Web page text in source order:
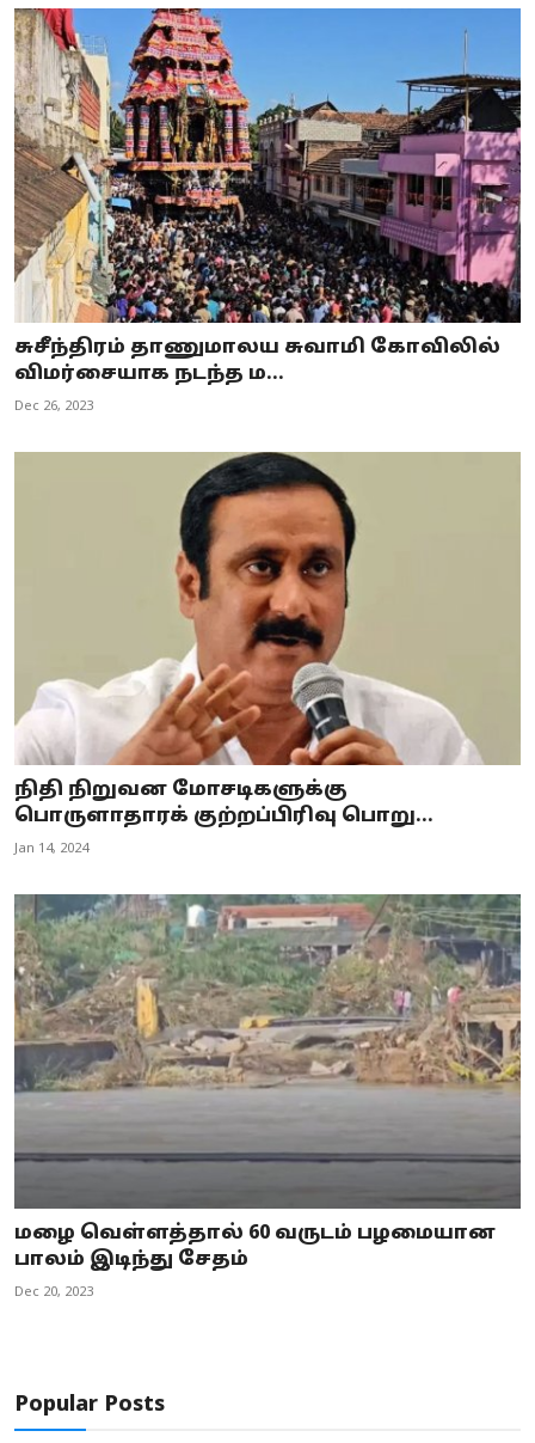
சுசீந்திரம் தாணுமாலய சுவாமி கோவிலில்
விமர்சையாக நடந்த ம...
Dec 26, 2023
நிதி நிறுவன மோசடிகளுக்கு
பொருளாதாரக் குற்றப்பிரிவு பொறு...
Jan 14, 2024
மழை வெள்ளத்தால் 60 வருடம் பழமையான
பாலம் இடிந்து சேதம்
Dec 20, 2023
Popular Posts